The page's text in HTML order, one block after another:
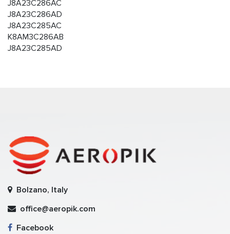
J8A23C286AC
J8A23C286AD
J8A23C285AC
K8AM3C286AB
J8A23C285AD
Bolzano, Italy
office@aeropik.com
Facebook